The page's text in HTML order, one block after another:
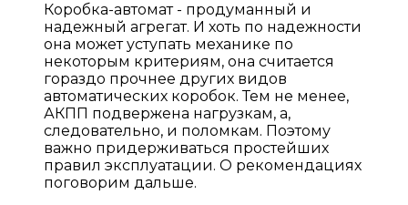
Коробка-автомат - продуманный и
надежный агрегат. И хоть по надежности
она может уступать механике по
некоторым критериям, она считается
гораздо прочнее других видов
автоматических коробок. Тем не менее,
АКПП подвержена нагрузкам, а,
следовательно, и поломкам. Поэтому
важно придерживаться простейших
правил эксплуатации. О рекомендациях
поговорим дальше.